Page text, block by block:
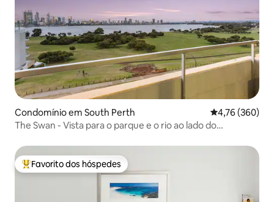
Condomínio em South Perth Classificação
4,76 (360)
The Swan - Vista para o parque e o rio ao lado do
Favoritos dos hóspedes mais apreciados
Favorito dos hóspedes